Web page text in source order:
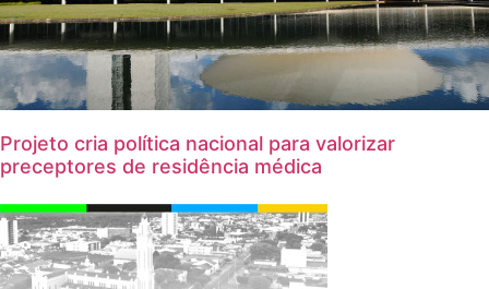
Projeto cria política nacional para valorizar
preceptores de residência médica